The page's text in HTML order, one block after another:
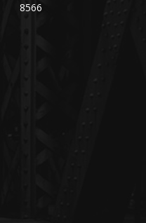
8566